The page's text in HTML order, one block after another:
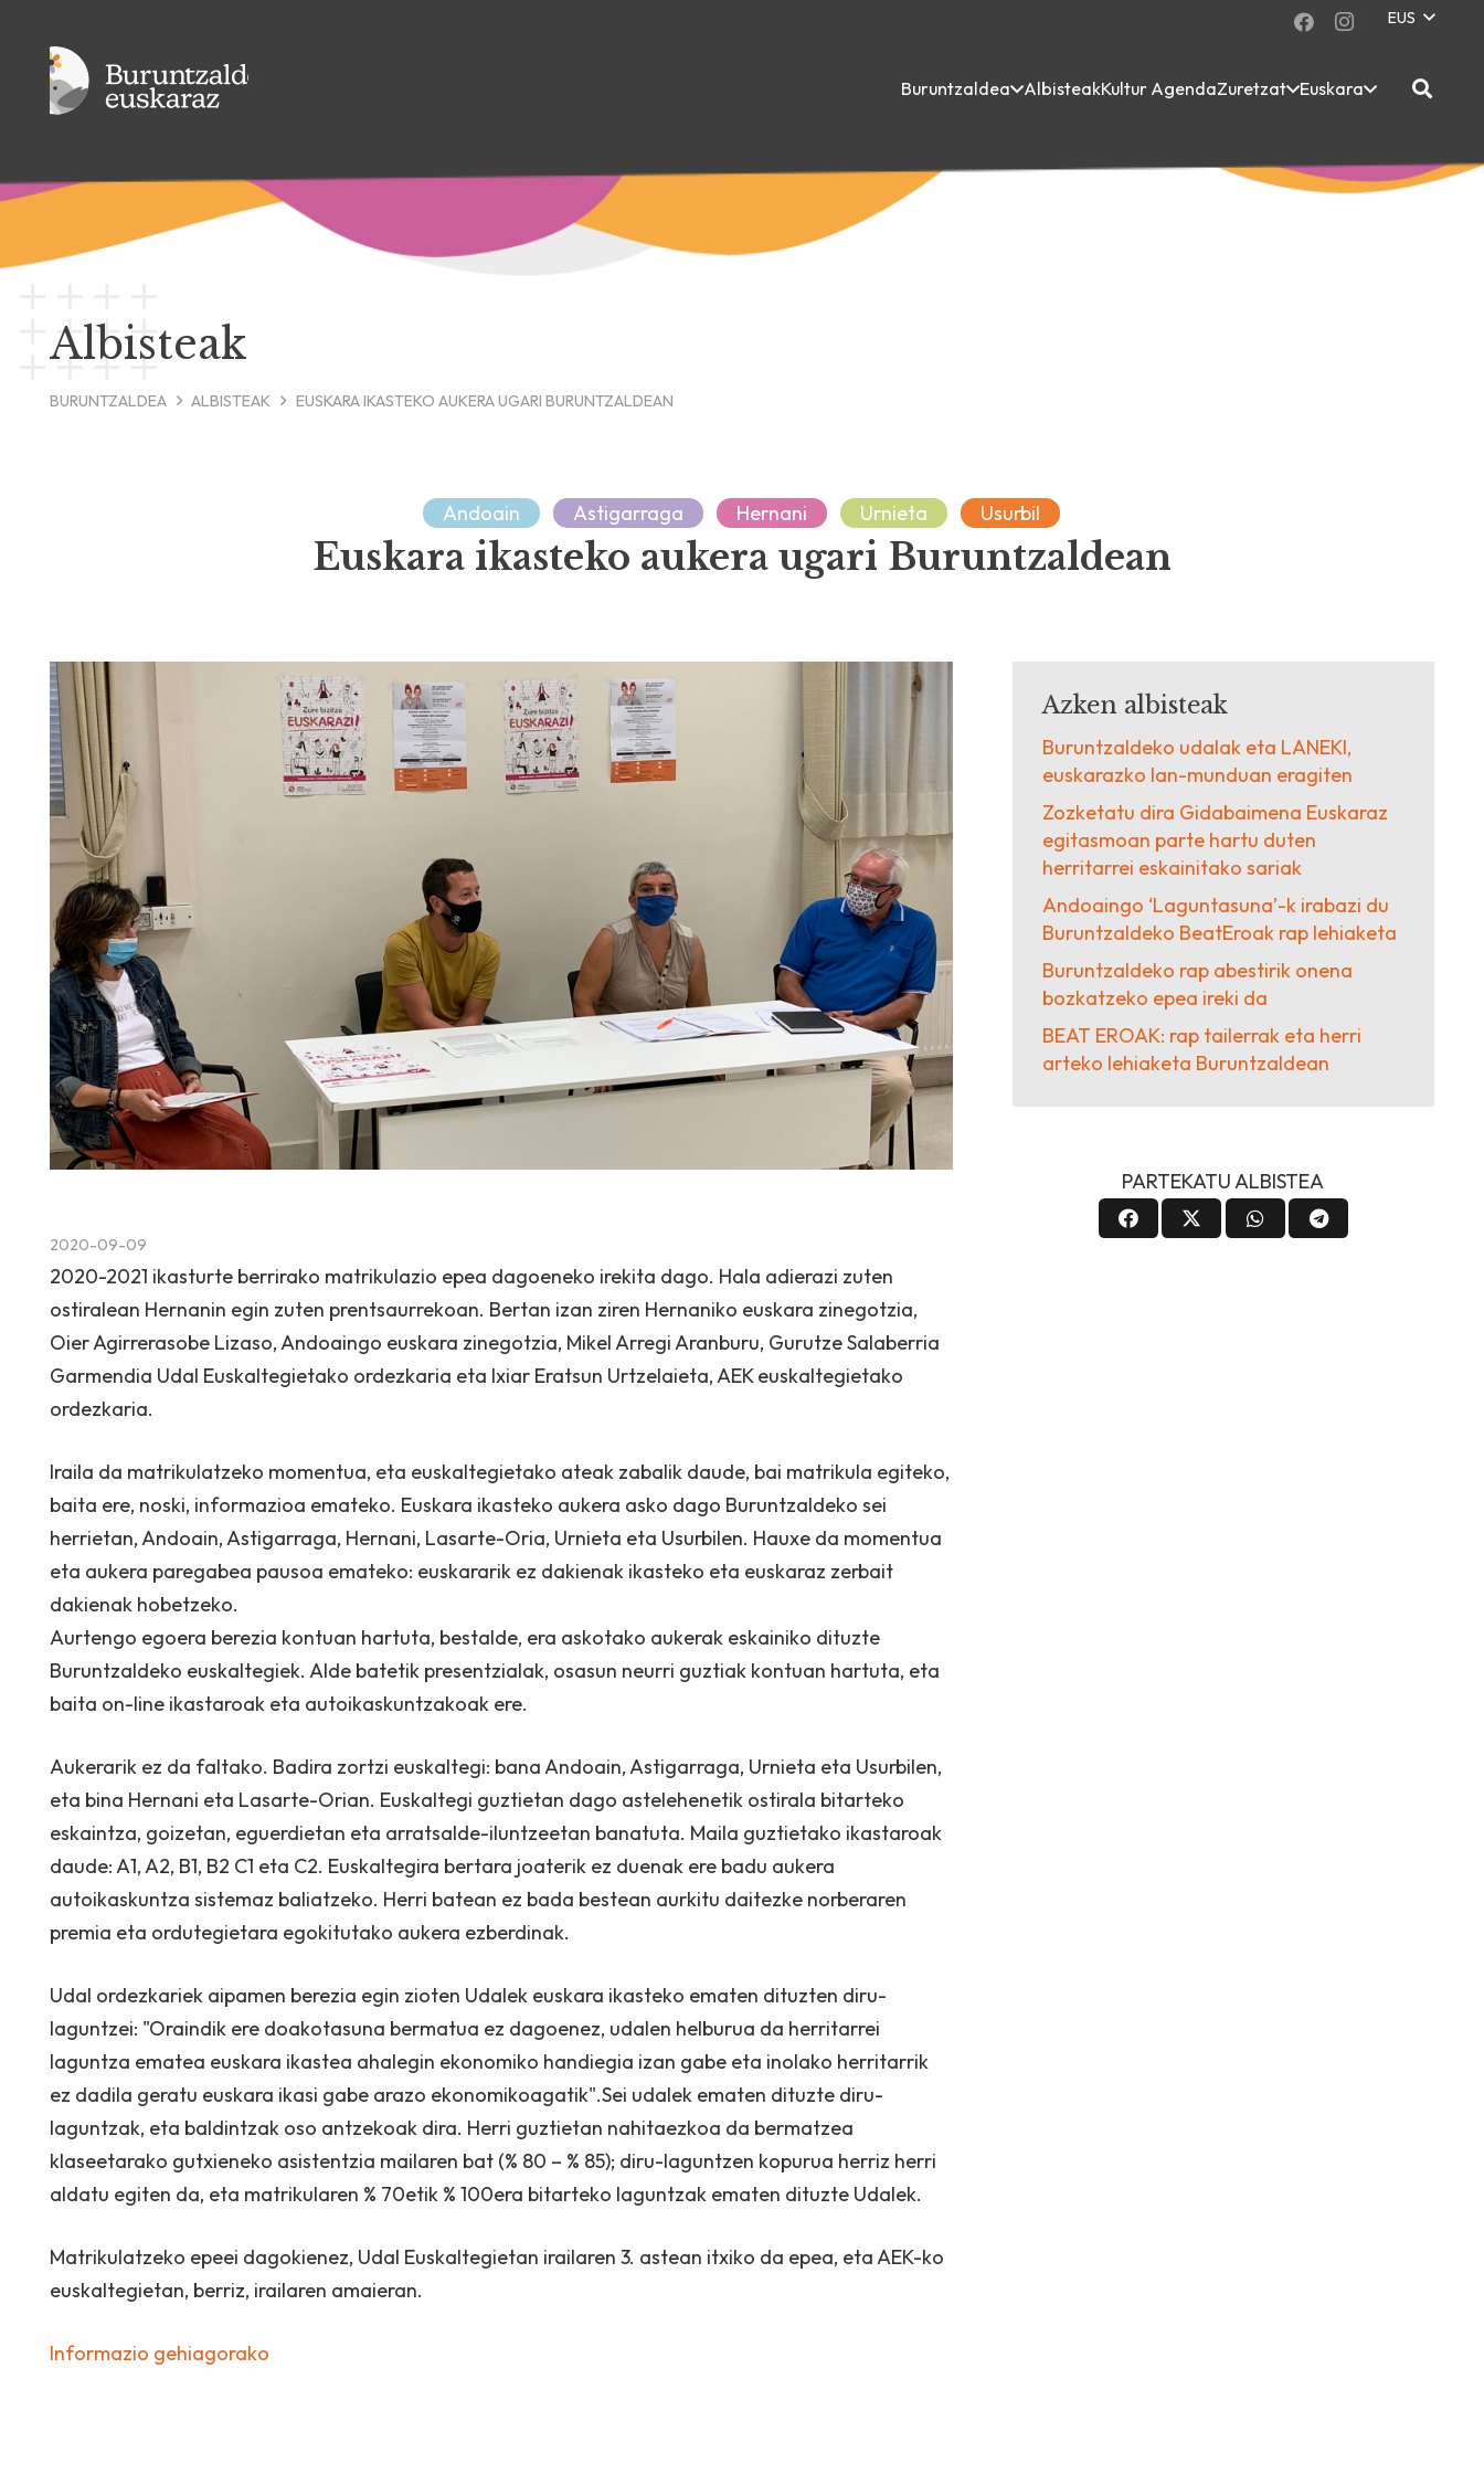
EUS
Buruntzaldea AlbisteakKultur AgendaZuretzat Euskara
Albisteak
BURUNTZALDEA ALBISTEAK EUSKARA IKASTEKO AUKERA UGARI BURUNTZALDEAN
Andoain Astigarraga Hernani Urnieta Usurbil
Euskara ikasteko aukera ugari Buruntzaldean
2020-09-09
2020-2021 ikasturte berrirako matrikulazio epea dagoeneko irekita dago. Hala adierazi zuten
ostiralean Hernanin egin zuten prentsaurrekoan. Bertan izan ziren Hernaniko euskara zinegotzia,
Oier Agirrerasobe Lizaso, Andoaingo euskara zinegotzia, Mikel Arregi Aranburu, Gurutze Salaberria
Garmendia Udal Euskaltegietako ordezkaria eta Ixiar Eratsun Urtzelaieta, AEK euskaltegietako
ordezkaria.
Iraila da matrikulatzeko momentua, eta euskaltegietako ateak zabalik daude, bai matrikula egiteko,
baita ere, noski, informazioa emateko. Euskara ikasteko aukera asko dago Buruntzaldeko sei
herrietan, Andoain, Astigarraga, Hernani, Lasarte-Oria, Urnieta eta Usurbilen. Hauxe da momentua
eta aukera paregabea pausoa emateko: euskararik ez dakienak ikasteko eta euskaraz zerbait
dakienak hobetzeko.
Aurtengo egoera berezia kontuan hartuta, bestalde, era askotako aukerak eskainiko dituzte
Buruntzaldeko euskaltegiek. Alde batetik presentzialak, osasun neurri guztiak kontuan hartuta, eta
baita on-line ikastaroak eta autoikaskuntzakoak ere.
Aukerarik ez da faltako. Badira zortzi euskaltegi: bana Andoain, Astigarraga, Urnieta eta Usurbilen,
eta bina Hernani eta Lasarte-Orian. Euskaltegi guztietan dago astelehenetik ostirala bitarteko
eskaintza, goizetan, eguerdietan eta arratsalde-iluntzeetan banatuta. Maila guztietako ikastaroak
daude: A1, A2, B1, B2 C1 eta C2. Euskaltegira bertara joaterik ez duenak ere badu aukera
autoikaskuntza sistemaz baliatzeko. Herri batean ez bada bestean aurkitu daitezke norberaren
premia eta ordutegietara egokitutako aukera ezberdinak.
Udal ordezkariek aipamen berezia egin zioten Udalek euskara ikasteko ematen dituzten diru-
laguntzei: "Oraindik ere doakotasuna bermatua ez dagoenez, udalen helburua da herritarrei
laguntza ematea euskara ikastea ahalegin ekonomiko handiegia izan gabe eta inolako herritarrik
ez dadila geratu euskara ikasi gabe arazo ekonomikoagatik".Sei udalek ematen dituzte diru-
laguntzak, eta baldintzak oso antzekoak dira. Herri guztietan nahitaezkoa da bermatzea
klaseetarako gutxieneko asistentzia mailaren bat (% 80 – % 85); diru-laguntzen kopurua herriz herri
aldatu egiten da, eta matrikularen % 70etik % 100era bitarteko laguntzak ematen dituzte Udalek.
Matrikulatzeko epeei dagokienez, Udal Euskaltegietan irailaren 3. astean itxiko da epea, eta AEK-ko
euskaltegietan, berriz, irailaren amaieran.
Informazio gehiagorako
Azken albisteak
Buruntzaldeko udalak eta LANEKI,
euskarazko lan-munduan eragiten
Zozketatu dira Gidabaimena Euskaraz
egitasmoan parte hartu duten
herritarrei eskainitako sariak
Andoaingo ‘Laguntasuna’-k irabazi du
Buruntzaldeko BeatEroak rap lehiaketa
Buruntzaldeko rap abestirik onena
bozkatzeko epea ireki da
BEAT EROAK: rap tailerrak eta herri
arteko lehiaketa Buruntzaldean
PARTEKATU ALBISTEA